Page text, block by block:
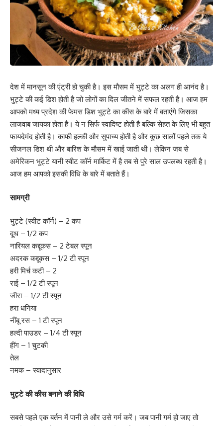
देश में मानसून की एंट्री हो चुकी है। इस मौसम में भुट्टे का अलग ही आनंद है।
भुट्टे की कई डिश होती है जो लोगों का दिल जीतने में सफल रहती है। आज हम
आपको मध्य प्रदेश की फेमस डिश भुट्टे का कीस के बारे में बताएंगे जिसका
लाजवाब जायका होता है। ये न सिर्फ स्वादिष्ट होती है बल्कि सेहत के लिए भी बहुत
फायदेमंद होती है। काफी हल्की और सुपाच्य होती है और कुछ सालों पहले तक ये
सीजनल डिश थी और बारिश के मौसम में खाई जाती थी। लेकिन जब से
अमेरिकन भुट्टे यानी स्वीट कॉर्न मार्किट में है तब से पुरे साल उपलब्ध रहती है।
आज हम आपको इसकी विधि के बारे में बताते हैं।
सामग्री
भुट्टे (स्वीट कॉर्न) – 2 कप
दूध – 1/2 कप
नारियल कद्दूकस – 2 टेबल स्पून
अदरक कद्दूकस – 1/2 टी स्पून
हरी मिर्च कटी – 2
राई – 1/2 टी स्पून
जीरा – 1/2 टी स्पून
हरा धनिया
नींबू रस – 1 टी स्पून
हल्दी पाउडर – 1/4 टी स्पून
हींग – 1 चुटकी
तेल
नमक – स्वादानुसार
भुट्टे की कीस बनाने की विधि
सबसे पहले एक बर्तन में पानी ले और उसे गर्म करें। जब पानी गर्म हो जाए तो